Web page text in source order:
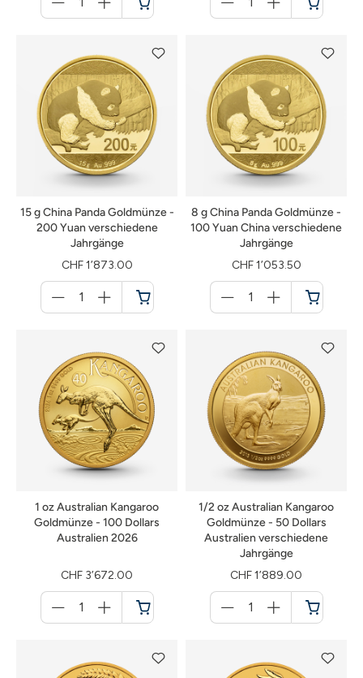
für
Warenkorb
für
Warenkorb
15 g China Panda Goldmünze -
200 Yuan verschiedene
Jahrgänge
CHF 1’873.00
für
Warenkorb
8 g China Panda Goldmünze -
100 Yuan China verschiedene
Jahrgänge
CHF 1’053.50
für
Warenkorb
1 oz Australian Kangaroo
Goldmünze - 100 Dollars
Australien 2026
CHF 3’672.00
für
Warenkorb
1/2 oz Australian Kangaroo
Goldmünze - 50 Dollars
Australien verschiedene
Jahrgänge
CHF 1’889.00
für
Warenkorb